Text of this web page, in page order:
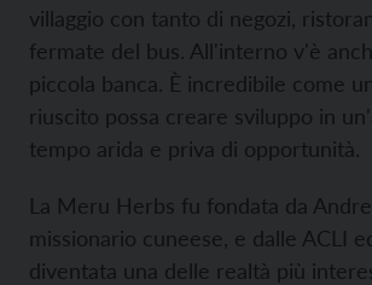
villaggio con tanto di negozi,
fermate del bus. All'interno v'è
piccola banca. È incredibile come
riuscito possa creare sviluppo in
tempo arida e priva di opportunità.
La Meru Herbs fu fondata da
missionario cuneese, e dalle ACLI
diventata una delle realtà più